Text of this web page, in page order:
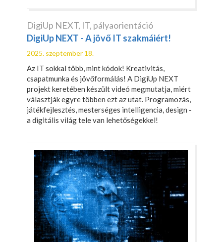
DigiUp NEXT, IT, pályaorientáció
DigiUp NEXT - A jövő IT szakmáiért!
2025. szeptember 18.
Az IT sokkal több, mint kódok! Kreativitás,
csapatmunka és jövőformálás! A DigiUp NEXT
projekt keretében készült videó megmutatja, miért
választják egyre többen ezt az utat. Programozás,
játékfejlesztés, mesterséges intelligencia, design -
a digitális világ tele van lehetőségekkel!